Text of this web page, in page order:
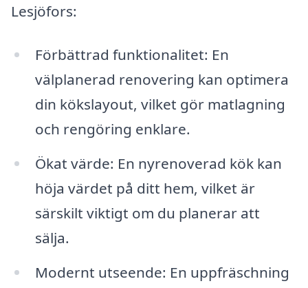
Lesjöfors:
Förbättrad funktionalitet: En
välplanerad renovering kan optimera
din kökslayout, vilket gör matlagning
och rengöring enklare.
Ökat värde: En nyrenoverad kök kan
höja värdet på ditt hem, vilket är
särskilt viktigt om du planerar att
sälja.
Modernt utseende: En uppfräschning